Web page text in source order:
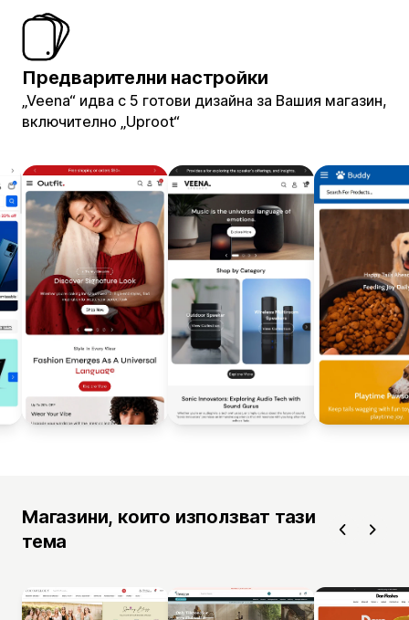
Предварителни настройки
„Veena“ идва с 5 готови дизайна за Вашия магазин,
включително „Uproot“
Магазини, които използват тази
тема